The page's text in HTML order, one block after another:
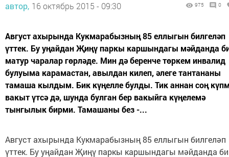
автор, 16 октябрь 2015 - 09:30 975 0
Август ахырында Кукмарабызның 85 еллыгын билгеләп
үттек. Бу уңайдан Җиңү паркы каршындагы мәйданда
матур чаралар гөрләде. Мин дә беренче төркем инвалид
булуыма карамастан, авылдан килеп, әлеге тантананы
тамаша кылдым. Бик күңелле булды. Тик аннан соң
вакыт үтсә дә, шунда булган бер вакыйга күңелемә
тынгылык бирми. Тамашаны без -...
Август ахырында Кукмарабызның 85 еллыгын билгеләп
үттек. Бу уңайдан Җиңү паркы каршындагы мәйданда